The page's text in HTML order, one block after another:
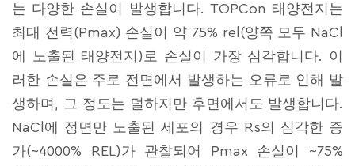
는 다양한 손실이 발생합니다. TOPCon 태양전지는
최대 전력(Pmax) 손실이 약 75% rel(양쪽 모두 NaCl
에 노출된 태양전지)로 손실이 가장 심각합니다. 이
러한 손실은 주로 전면에서 발생하는 오류로 인해 발
생하며, 그 정도는 덜하지만 후면에서도 발생합니다.
NaCl에 정면만 노출된 세포의 경우 Rs의 심각한 증
가(~4000% REL)가 관찰되어 Pmax 손실이 ~75%